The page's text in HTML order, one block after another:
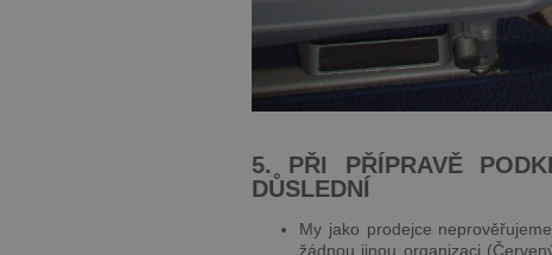
5. PŘI PŘÍPRAVĚ
DŮSLEDNÍ
My jako prodejce
žádnou jinou organizaci